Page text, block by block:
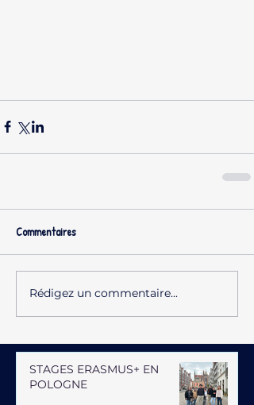
Commentaires
Rédigez un commentaire...
STAGES ERASMUS+ EN
POLOGNE